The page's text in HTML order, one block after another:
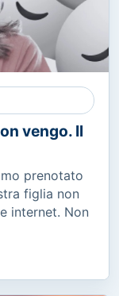
vengo. Il
prenotato
figlia non
internet. Non